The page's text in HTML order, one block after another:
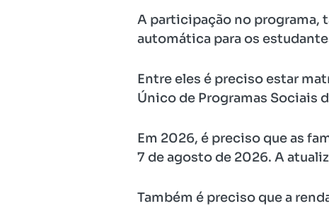
A participação no programa,
automática para os
Entre eles é preciso estar
Único de Programas Sociais
Em 2026, é preciso que as
7 de agosto de 2026. A
Também é preciso que a